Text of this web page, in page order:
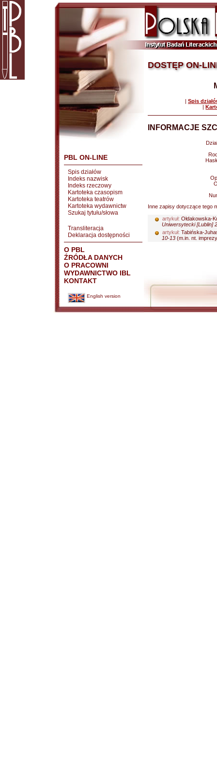
PBL ON-LINE
Spis działów
Indeks nazwisk
Indeks rzeczowy
Kartoteka czasopism
Kartoteka teatrów
Kartoteka wydawnictw
Szukaj tytułu/słowa
Transliteracja
Deklaracja dostępności
O PBL
ŹRÓDŁA DANYCH
O PRACOWNI
WYDAWNICTWO IBL
KONTAKT
English version
DOSTĘP ON-
| Spis
|
INFORMACJE
Inne zapisy dotyczące tego
artykuł: Ołdakowska-
Uniwersytecki [Lublin]
artykuł: Tabińska-
10-13 (m.in. nt.